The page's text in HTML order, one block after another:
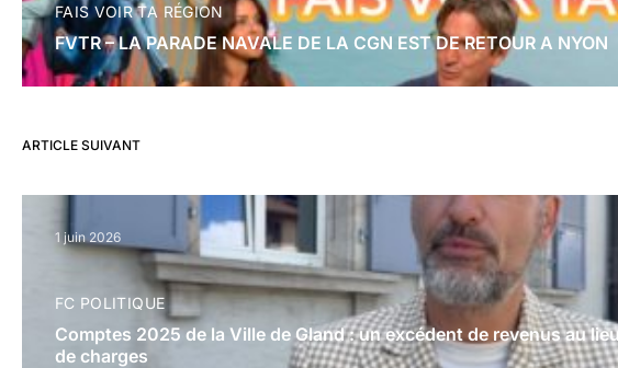
FAIS VOIR TA RÉGION
FVTR – LA PARADE NAVALE DE LA CGN EST DE RETOUR A NYON
ARTICLE SUIVANT
1 juin 2026
FC POLITIQUE
Comptes 2025 de la Ville de Gland : un excédent de revenus au
de charges